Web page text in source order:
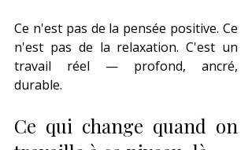
Ce n'est pas de la pensée positive. Ce
n'est pas de la relaxation. C'est un
travail réel — profond, ancré,
durable.
Ce qui change quand on